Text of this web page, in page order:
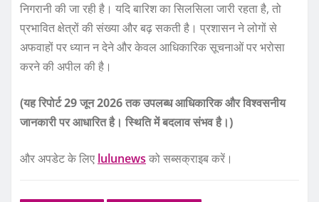
निगरानी की जा रही है। यदि बारिश का सिलसिला जारी रहता है, तो
प्रभावित क्षेत्रों की संख्या और बढ़ सकती है। प्रशासन ने लोगों से
अफवाहों पर ध्यान न देने और केवल आधिकारिक सूचनाओं पर भरोसा
करने की अपील की है।
(यह रिपोर्ट 29 जून 2026 तक उपलब्ध आधिकारिक और विश्वसनीय
जानकारी पर आधारित है। स्थिति में बदलाव संभव है।)
और अपडेट के लिए lulunews को सब्सक्राइब करें।